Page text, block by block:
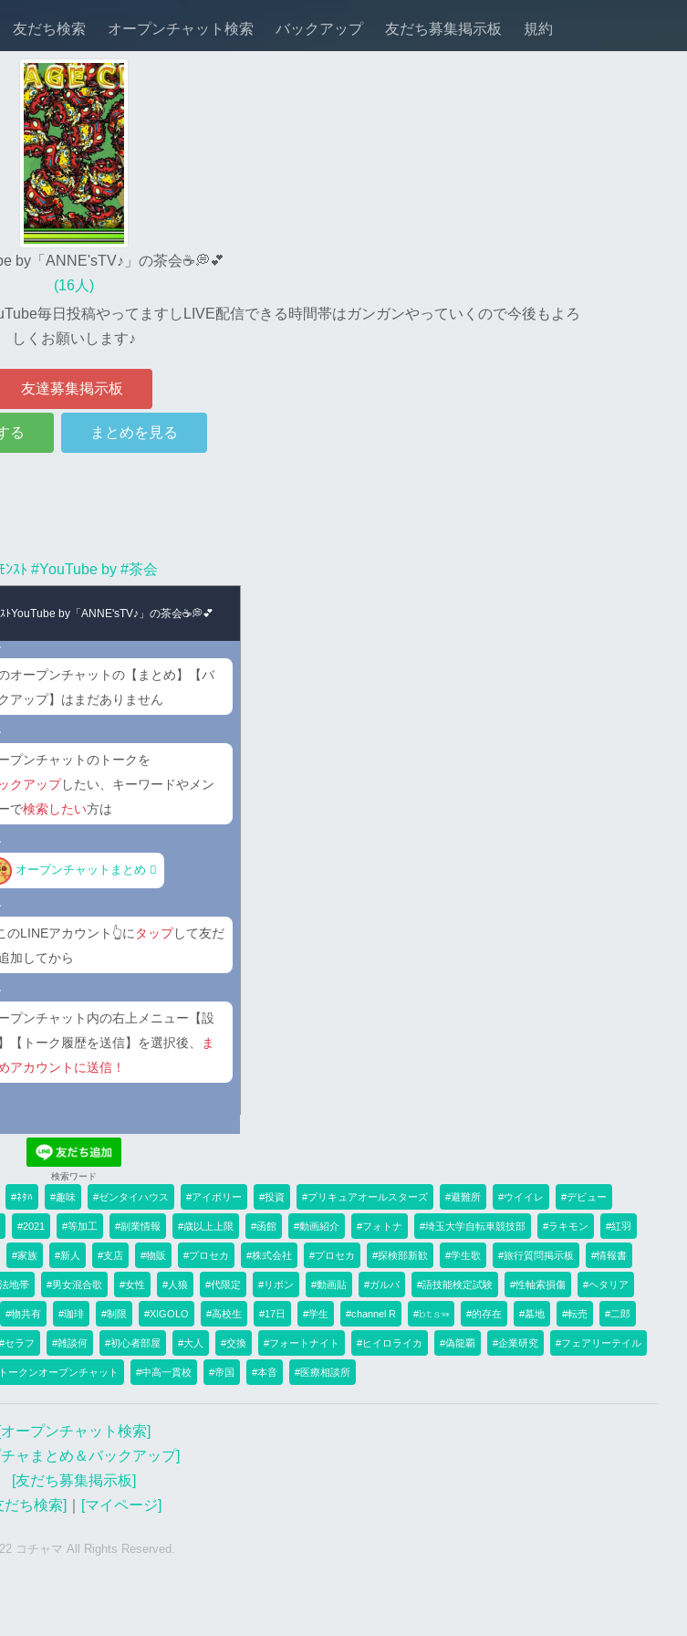
友だち検索 オープンチャット検索 バックアップ 友だち募集掲示板 規約
by「ANNE'sTV♪」の茶会☕💭💕
(16人)
しくお願いします♪
友達募集掲示板
る まとめを見る
ﾝｽﾄ #YouTube by #茶会
ｽﾄYouTube by「ANNE'sTV♪」の茶会☕💭💕
オープンチャットの【まとめ】【バ
アップ】はまだありません
プンチャットのトークを
クアップしたい、キーワードやメン
で検索したい方は
オープンチャットまとめ
のLINEアカウント👆に タップして友だ
加してから
プンチャット内の右上メニュー【設
【トーク履歴を送信】を選択後、
ま
アカウントに送信！
検索ワード
#ﾈﾀﾊ #趣味 #ゼンタイハウス #アイボリー #投資 #プリキュアオールスターズ #避難所 #ウイイレ #デビュー
#2021 #等加工 #副業情報 #歳以上上限 #函館 #動画紹介 #フォトナ #埼玉大学自転車競技部 #ラキモン #紅羽
#家族 #新人 #支店 #物販 #プロセカ #株式会社 #プロセカ #探検部新歓 #学生歌 #旅行質問掲示板 #情報書
地帯 #男女混合歌 #女性 #人狼 #代限定 #リボン #動画貼 #ガルパ #語技能検定試験 #性軸索損傷 #ヘタリア
#物共有 #珈琲 #制限 #XIGOLO #高校生 #17日 #学生 #channel R #𝚋𝚝𝚜☜ #的存在 #墓地 #転売 #二郎
#セラフ #雑談何 #初心者部屋 #大人 #交換 #フォートナイト #ヒイロライカ #偽龍覇 #企業研究 #フェアリーテイル
ークンオープンチャット #中高一貫校 #帝国 #本音 #医療相談所
[オープンチャット検索]
ャまとめ＆バックアップ]
[友だち募集掲示板]
だち検索]
[マイページ]
コチャマ All Rights Reserved.